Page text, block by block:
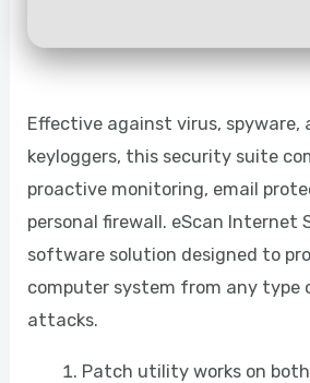
Effective against virus, spyware,
keyloggers, this security suite
proactive monitoring, email
personal firewall. eScan Internet
software solution designed to
computer system from any type
attacks.
Patch utility works on